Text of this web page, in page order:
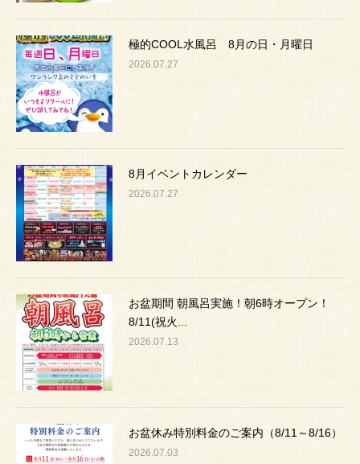
極的COOL水風呂 8月の日・月曜日
2026.07.27
8月イベントカレンダー
2026.07.27
お盆期間 朝風呂実施！朝6時オープン！
8/11(祝火...
2026.07.13
お盆休み特別料金のご案内（8/11～8/16）
2026.07.03